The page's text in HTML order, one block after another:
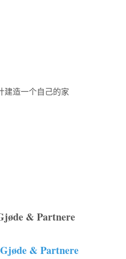
建造一个自己的家
& Partnere
& Partnere